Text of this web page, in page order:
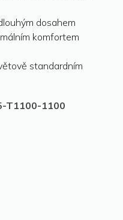
dosahem
komfortem
standardním
T1100-1100